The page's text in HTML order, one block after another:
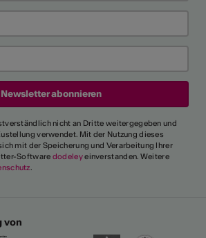
nicht an Dritte weitergegeben und
verwendet. Mit der Nutzung dieses
mit der Speicherung und Verarbeitung Ihrer
Software dodeleyeinverstanden. Weitere
.
von